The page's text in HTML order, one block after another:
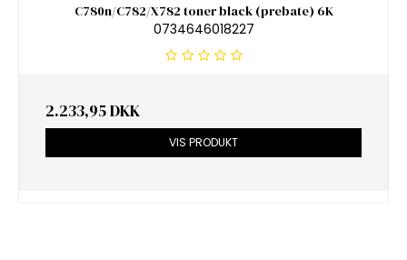
C780n/C782/X782 toner black (prebate) 6K
0734646018227
2.233,95 DKK
VIS PRODUKT